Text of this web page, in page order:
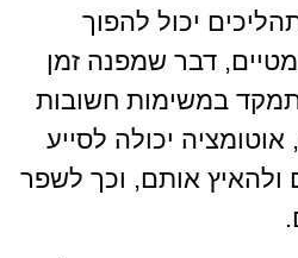
יכול להפוך
דבר שמפנה זמן
במשימות חשובות
יותר. בעבודה עם KPI, אוטומציה יכולה לסייע
ולהאיץ אותם, וכך לשפר